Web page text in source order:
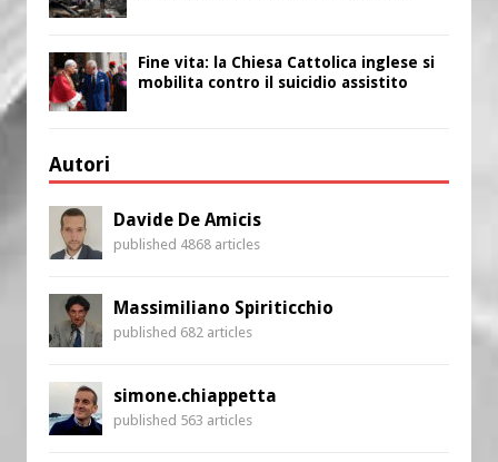
Fine vita: la Chiesa Cattolica inglese si
mobilita contro il suicidio assistito
Autori
Davide De Amicis
published 4868 articles
Massimiliano Spiriticchio
published 682 articles
simone.chiappetta
published 563 articles